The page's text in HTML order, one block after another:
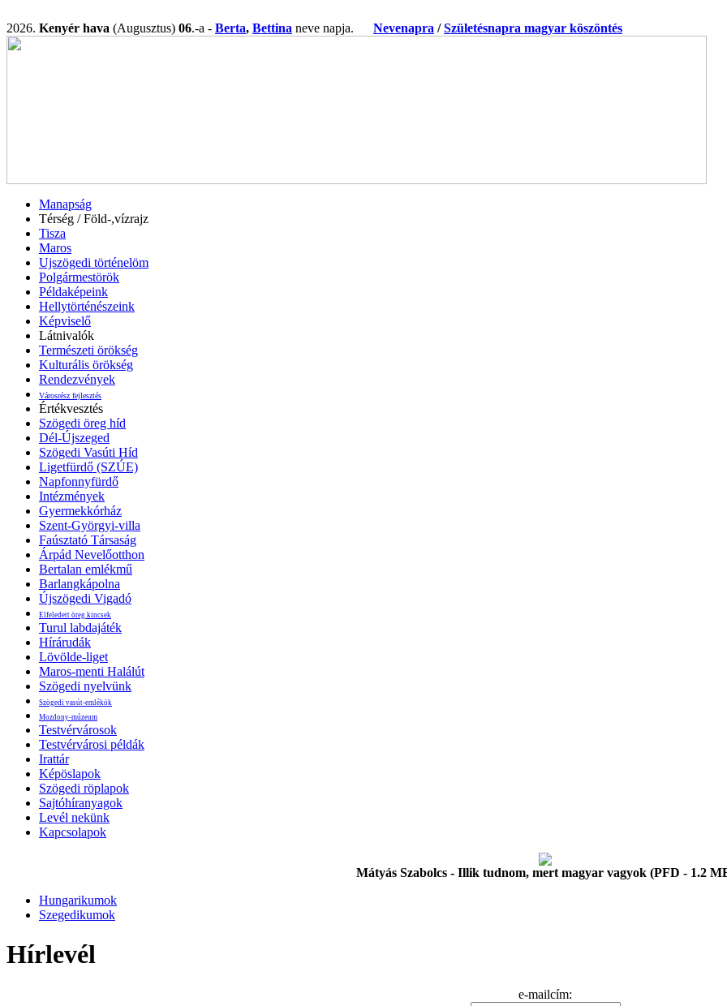
2026. Kenyér hava (Augusztus) 06.-a - Berta, Bettina neve napja. Nevenapra /Születésnapra magyar köszöntés
Manapság
Térség / Föld-,vízrajz
Tisza
Maros
Ujszögedi történelöm
Polgármestörök
Példaképeink
Hellytörténészeink
Képviselő
Látnivalók
Természeti örökség
Kulturális örökség
Rendezvények
Városrész fejlesztés
Értékvesztés
Szögedi öreg híd
Dél-Újszeged
Szögedi Vasúti Híd
Ligetfürdő (SZÚE)
Napfonnyfürdő
Intézmények
Gyermekkórház
Szent-Györgyi-villa
Faúsztató Társaság
Árpád Nevelőotthon
Bertalan emlékmű
Barlangkápolna
Újszögedi Vigadó
Elfeledett öreg kincsek
Turul labdajáték
Hírárudák
Lövölde-liget
Maros-menti Halálút
Szögedi nyelvünk
Szögedi vasút-emlékök
Mozdony-múzeum
Testvérvárosok
Testvérvárosi példák
Irattár
Képöslapok
Szögedi röplapok
Sajtóhíranyagok
Levél nekünk
Kapcsolapok
Mátyás Szabolcs - Illik tudnom, mert magyar vagyok (PFD - 1.2
Hungarikumok
Szegedikumok
Hírlevél
e-mailcím: